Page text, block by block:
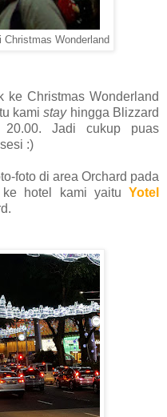
Wonderland
ke Christmas Wonderland
kamistayhingga Blizzard
Jadi cukup puas
:)
foto di area Orchard pada
ke hotel kami yaitu Yotel